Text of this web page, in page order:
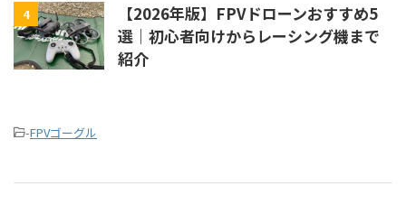
4
【2026年版】FPVドローンおすすめ5
選｜初心者向けからレーシング機まで
紹介
-FPVゴーグル